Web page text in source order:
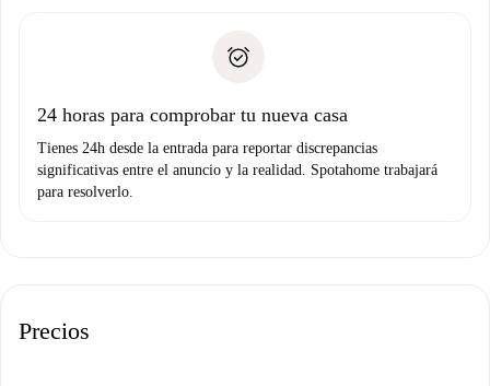
Prueba de solvencia
no nos comunicas ningún problema.
24 horas para comprobar tu nueva casa
Tienes 24h desde la entrada para reportar discrepancias
significativas entre el anuncio y la realidad. Spotahome trabajará
para resolverlo.
Precios